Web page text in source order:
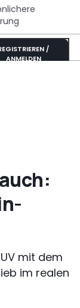
/
ANMELDEN
mit dem
im realen